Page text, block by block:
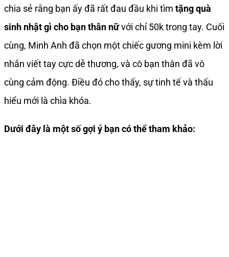
chia sẻ rằng bạn ấy đã rất đau đầu khi tìm tặng quà
sinh nhật gì cho bạn thân nữvới chỉ 50k trong tay. Cuối
cùng, Minh Anh đã chọn một chiếc gương mini kèm lời
nhắn viết tay cực dễ thương, và cô bạn thân đã vô
cùng cảm động. Điều đó cho thấy, sự tinh tế và thấu
hiểu mới là chìa khóa.
Dưới đây là một số gợi ý bạn có thể tham khảo: